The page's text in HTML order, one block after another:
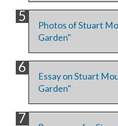
Photos of Stuart
Garden"
Essay on Stuart
Garden"